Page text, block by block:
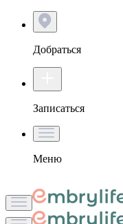
Добраться
Записаться
Меню